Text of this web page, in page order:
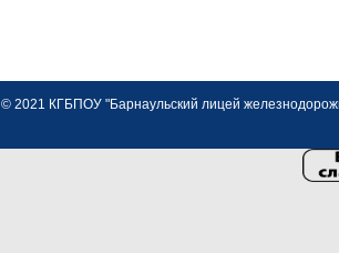
© 2021 КГБПОУ "Барнаульский лицей